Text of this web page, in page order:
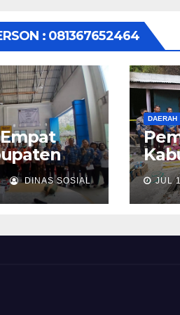
: 081367652464
Ibadah
danDINAS SOSIAL
DAERAH
JUL